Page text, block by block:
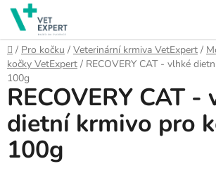
Přejít
obsah
Domů
/ Pro kočku / Veterinární krmiva VetExpert /
kočky VetExpert / RECOVERY CAT - vlhké
100g
RECOVERY CAT -
dietní krmivo pro
100g